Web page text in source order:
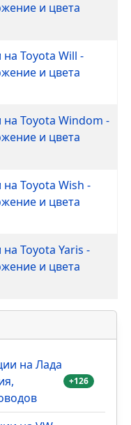
и цвета
на Toyota Will -
и цвета
на Toyota Windom -
и цвета
на Toyota Wish -
и цвета
Toyota Yaris -
и цвета
на Лада
+126